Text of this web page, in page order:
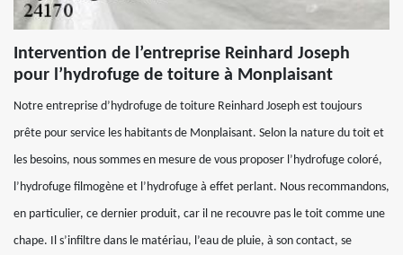
Intervention de l’entreprise Reinhard Joseph
pour l’hydrofuge de toiture à Monplaisant
Notre entreprise d’hydrofuge de toiture Reinhard Joseph est toujours
prête pour service les habitants de Monplaisant. Selon la nature du toit et
les besoins, nous sommes en mesure de vous proposer l’hydrofuge coloré,
l’hydrofuge filmogène et l’hydrofuge à effet perlant. Nous recommandons,
en particulier, ce dernier produit, car il ne recouvre pas le toit comme une
chape. Il s’infiltre dans le matériau, l’eau de pluie, à son contact, se